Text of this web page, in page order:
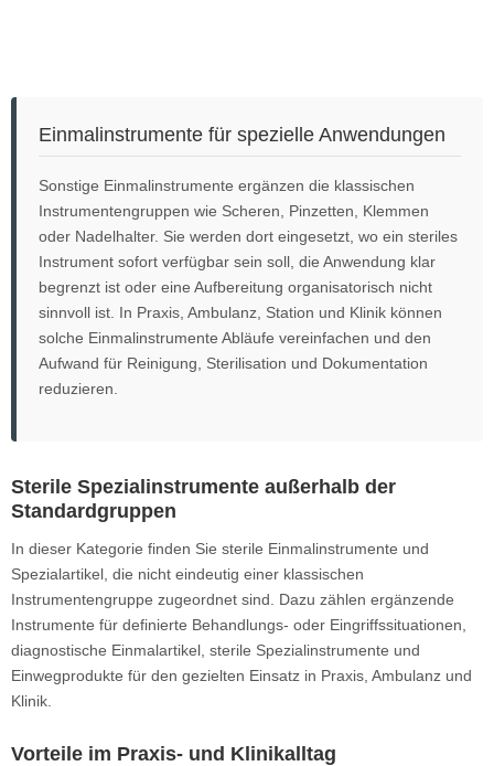
Einmalinstrumente für spezielle Anwendungen
Sonstige Einmalinstrumente ergänzen die klassischen
Instrumentengruppen wie Scheren, Pinzetten, Klemmen
oder Nadelhalter. Sie werden dort eingesetzt, wo ein steriles
Instrument sofort verfügbar sein soll, die Anwendung klar
begrenzt ist oder eine Aufbereitung organisatorisch nicht
sinnvoll ist. In Praxis, Ambulanz, Station und Klinik können
solche Einmalinstrumente Abläufe vereinfachen und den
Aufwand für Reinigung, Sterilisation und Dokumentation
reduzieren.
Sterile Spezialinstrumente außerhalb der
Standardgruppen
In dieser Kategorie finden Sie sterile Einmalinstrumente und
Spezialartikel, die nicht eindeutig einer klassischen
Instrumentengruppe zugeordnet sind. Dazu zählen ergänzende
Instrumente für definierte Behandlungs- oder Eingriffssituationen,
diagnostische Einmalartikel, sterile Spezialinstrumente und
Einwegprodukte für den gezielten Einsatz in Praxis, Ambulanz und
Klinik.
Vorteile im Praxis- und Klinikalltag